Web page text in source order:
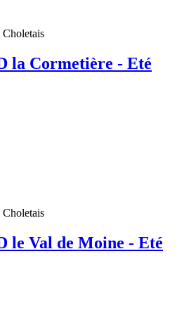
la Cormetière - Eté
Val de Moine - Eté